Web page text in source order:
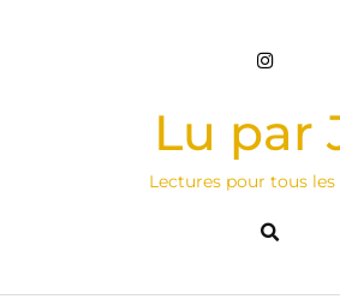
Lu par
Lectures pour tous